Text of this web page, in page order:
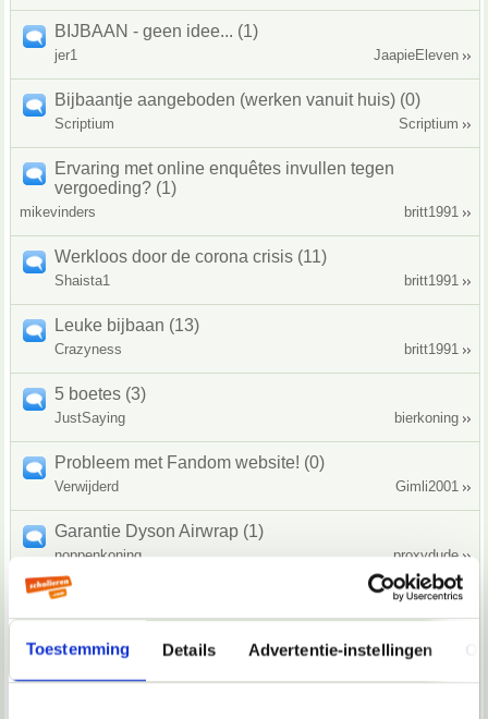
Toestemming Details Advertentie-instellingen
BIJBAAN - geen idee... (1)
jer1 JaapieEleven
Bijbaantje aangeboden (werken vanuit huis) (0)
Scriptium Scriptium
Ervaring met online enquêtes invullen tegen
vergoeding? (1)
mikevinders britt1991
Werkloos door de corona crisis (11)
Shaista1 britt1991
Leuke bijbaan (13)
Crazyness britt1991
5 boetes (3)
JustSaying bierkoning
Probleem met Fandom website! (0)
Verwijderd Gimli2001
Garantie Dyson Airwrap (1)
noppenkoning proxydude
Terugvordering studie kosten (1)
Izaahization Mink Kok